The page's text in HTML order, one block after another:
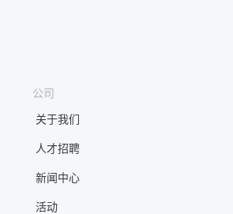
公司
关于我们
人才招聘
新闻中心
活动